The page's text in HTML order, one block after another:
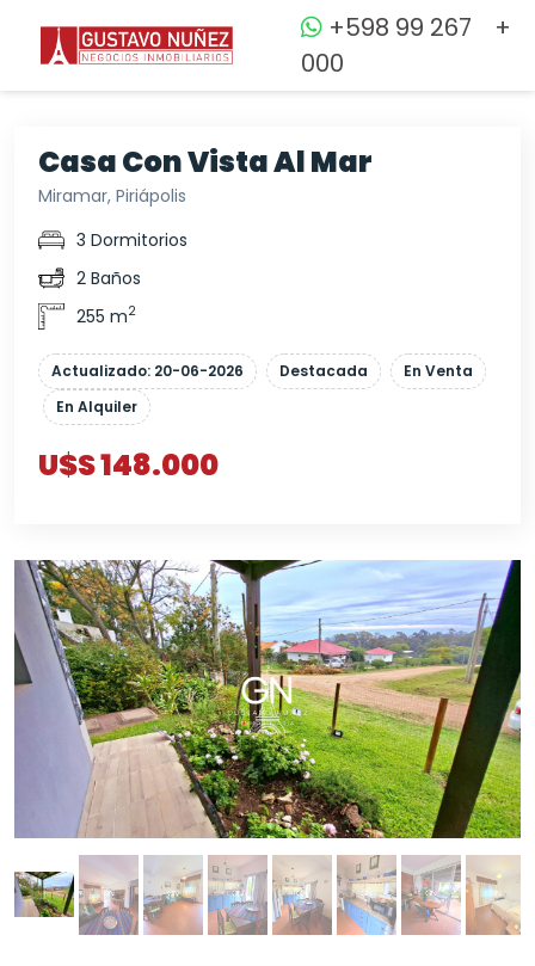
+598 99 267
000
+
Casa Con Vista Al Mar
Miramar, Piriápolis
3 Dormitorios
2 Baños
255 m2
Actualizado: 20-06-2026 Destacada
En Venta
En Alquiler
U$S 148.000